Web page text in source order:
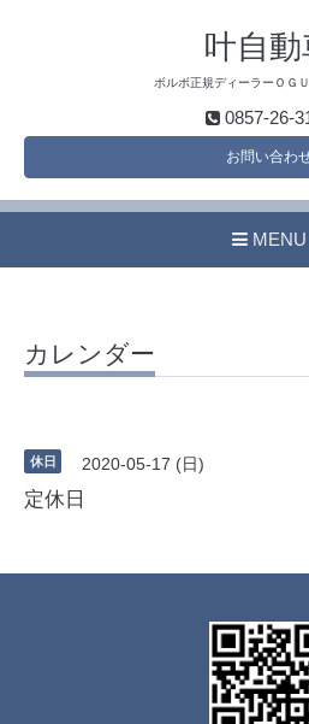
叶自動
ボルボ正規ディーラーＯＧ
0857-26-
お問い合わ
MENU
カレンダー
休日 2020-05-17 (日)
定休日